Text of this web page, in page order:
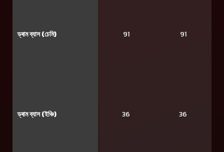
ড্ৰাম ব্যাস (চেমি)
ড্ৰাম ব্যাস (ইঞ্চি)
91
36
91
36